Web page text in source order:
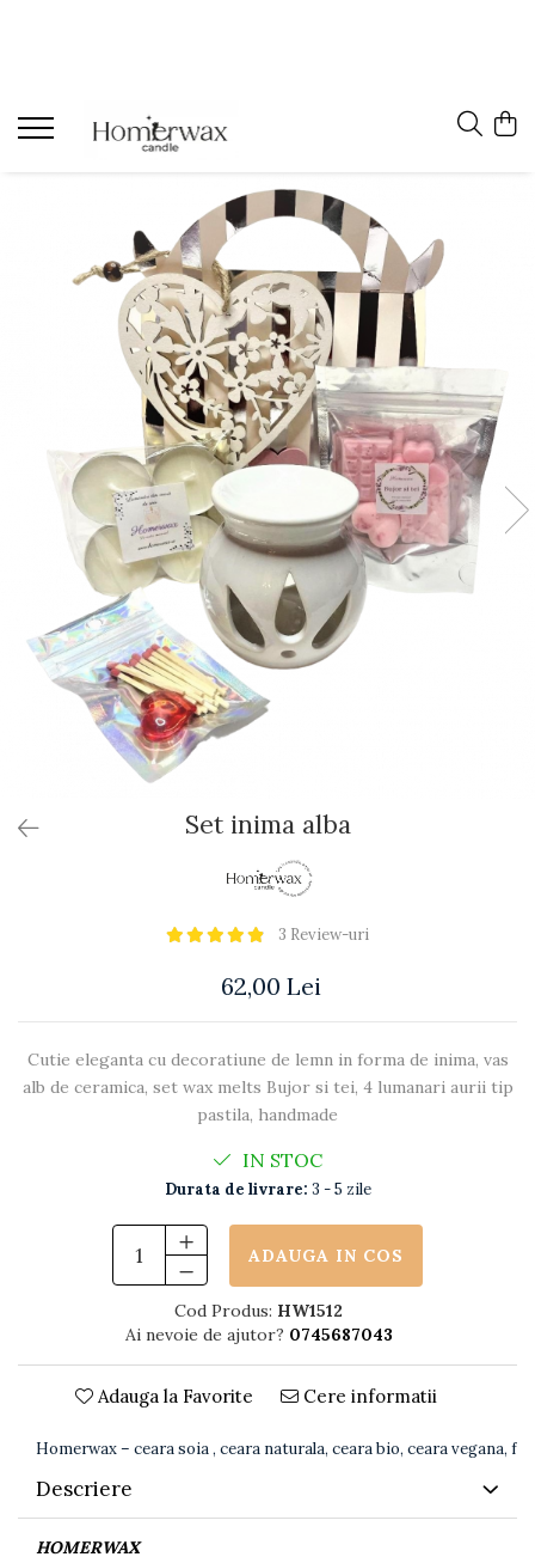
Set inima alba
3 Review-uri
62,00 Lei
Cutie eleganta cu decoratiune de lemn in forma de inima, vas
alb de ceramica, set wax melts Bujor si tei, 4 lumanari aurii tip
pastila, handmade
IN STOC
Durata de livrare: 3 - 5 zile
ADAUGA IN COS
Cod Produs: HW1512
Ai nevoie de ajutor? 0745687043
Adauga la Favorite Cere informatii
Homerwax – ceara soia , ceara naturala, ceara bio, ceara
Descriere
HOMERWAX